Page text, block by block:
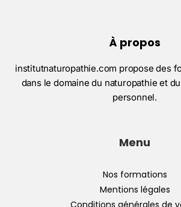
À propos
institutnaturopathie.com propose des
dans le domaine du naturopathie et
personnel.
Menu
Nos formations
Mentions légales
Conditions générales de